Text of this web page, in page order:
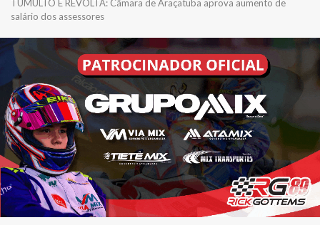
TUMULTO E REVOLTA: Câmara de Araçatuba aprova aumento de
salário dos assessores